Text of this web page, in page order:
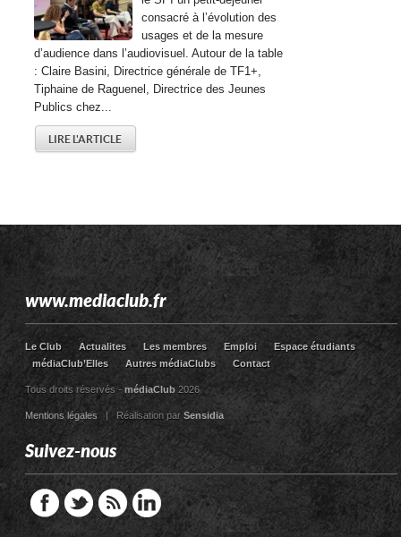
consacré à l’évolution des
usages et de la mesure
d’audience dans l’audiovisuel. Autour de la table
: Claire Basini, Directrice générale de TF1+,
Tiphaine de Raguenel, Directrice des Jeunes
Publics chez...
LIRE L'ARTICLE
www.mediaclub.fr
Le Club Actualites Les membres Emploi
Espace étudiants
médiaClub’Elles
Autres médiaClubs Contact
Tous droits réservés -médiaClub 2026
Mentions légales| Réalisation parSensidia
Suivez-nous